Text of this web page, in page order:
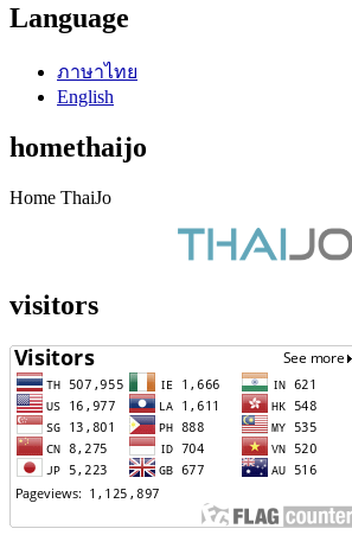
Language
ภาษาไทย
English
homethaijo
Home ThaiJo
visitors